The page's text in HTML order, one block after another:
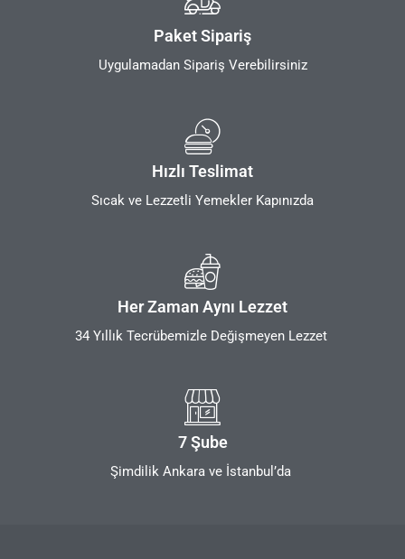
Paket Sipariş
Uygulamadan Sipariş Verebilirsiniz
Hızlı Teslimat
Sıcak ve Lezzetli Yemekler Kapınızda
Her Zaman Aynı Lezzet
34 Yıllık Tecrübemizle Değişmeyen Lezzet
7 Şube
Şimdilik Ankara ve İstanbul’da